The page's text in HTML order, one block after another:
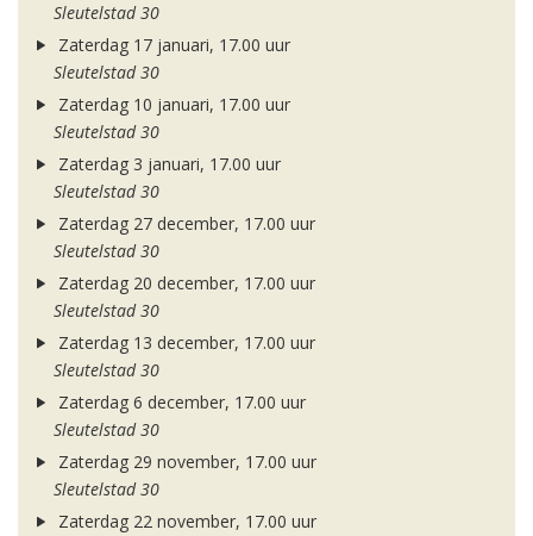
Sleutelstad 30
Zaterdag 17 januari, 17.00 uur
Sleutelstad 30
Zaterdag 10 januari, 17.00 uur
Sleutelstad 30
Zaterdag 3 januari, 17.00 uur
Sleutelstad 30
Zaterdag 27 december, 17.00 uur
Sleutelstad 30
Zaterdag 20 december, 17.00 uur
Sleutelstad 30
Zaterdag 13 december, 17.00 uur
Sleutelstad 30
Zaterdag 6 december, 17.00 uur
Sleutelstad 30
Zaterdag 29 november, 17.00 uur
Sleutelstad 30
Zaterdag 22 november, 17.00 uur